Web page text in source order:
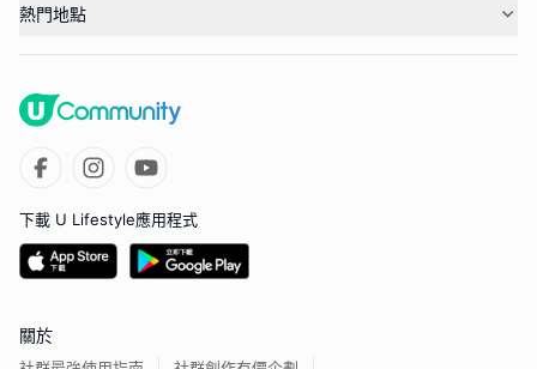
熱門地點
下載 U Lifestyle應用程式
關於